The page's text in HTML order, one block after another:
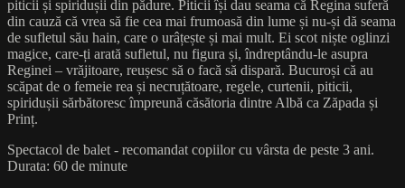
piticii și spiridușii din pădure. Piticii își dau seama că Regina suferă
din cauză că vrea să fie cea mai frumoasă din lume și nu-și dă seama
de sufletul său hain, care o urâțește și mai mult. Ei scot niște oglinzi
magice, care-ți arată sufletul, nu figura și, îndreptându-le asupra
Reginei – vrăjitoare, reușesc să o facă să dispară. Bucuroși că au
scăpat de o femeie rea și necruțătoare, regele, curtenii, piticii,
spiridușii sărbătoresc împreună căsătoria dintre Albă ca Zăpada și
Prinț.
Spectacol de balet - recomandat copiilor cu vârsta de peste 3 ani.
Durata: 60 de minute